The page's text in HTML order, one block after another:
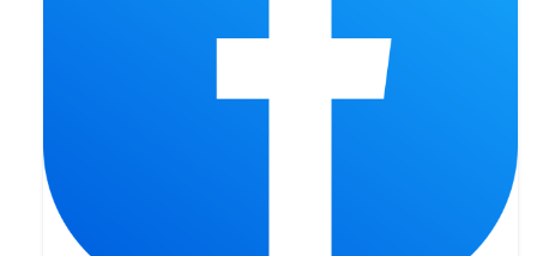
Odpust 2022